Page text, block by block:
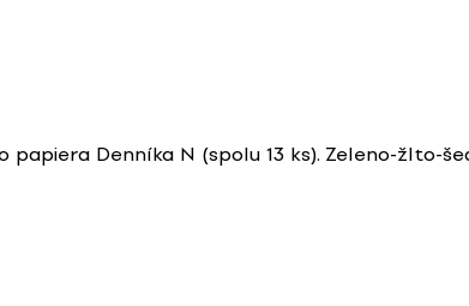
papiera Denníka N (spolu 13 ks). Zeleno-žlto-